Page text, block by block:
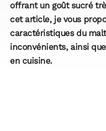
offrant un goût sucré
cet article, je vous
caractéristiques du
inconvénients, ainsi
en cuisine.